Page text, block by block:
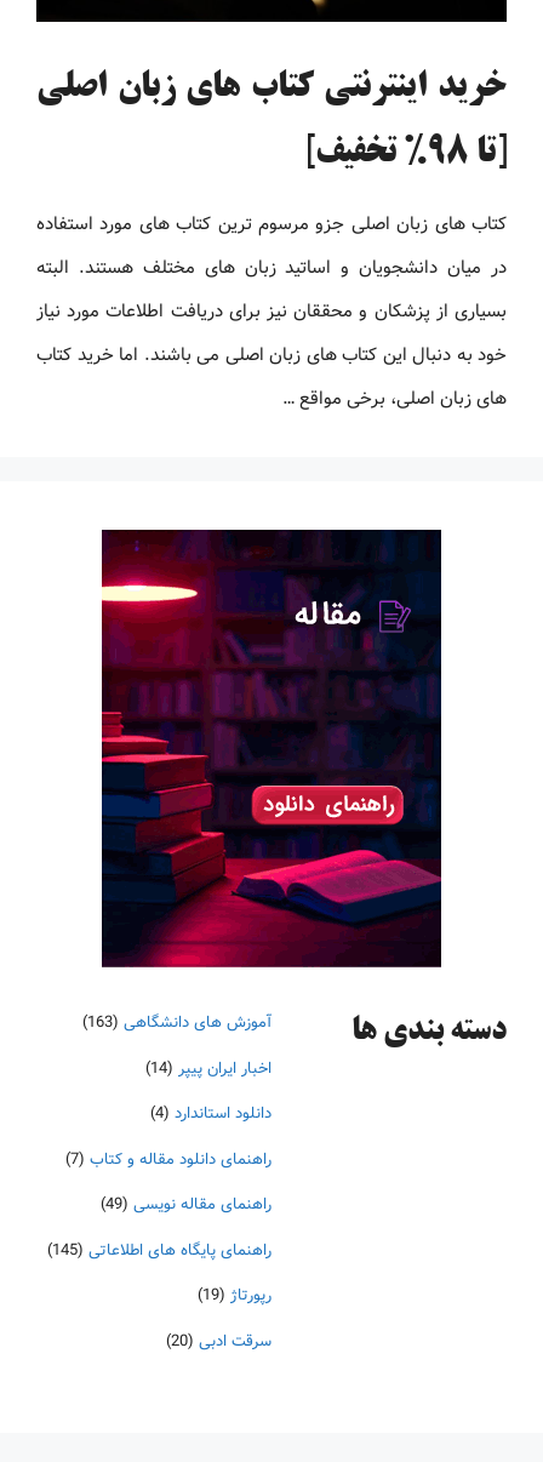
خرید اینترنتی کتاب های زبان اصلی
[تا 98% تخفیف]
کتاب های زبان اصلی جزو مرسوم ترین کتاب های مورد استفاده
در میان دانشجویان و اساتید زبان های مختلف هستند. البته
بسیاری از پزشکان و محققان نیز برای دریافت اطلاعات مورد نیاز
خود به دنبال این کتاب های زبان اصلی می باشند. اما خرید کتاب
های زبان اصلی، برخی مواقع …
دسته‌ بندی ها آموزش های دانشگاهی (163)
اخبار ایران پیپر (14)
دانلود استاندارد (4)
راهنمای دانلود مقاله و کتاب (7)
راهنمای مقاله نویسی (49)
راهنمای پایگاه های اطلاعاتی (145)
رپورتاژ (19)
سرقت ادبی (20)